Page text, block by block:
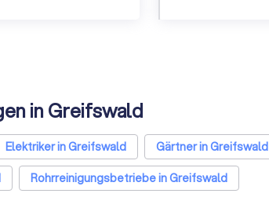
in Greifswald
Elektriker in Greifswald Gärtner in Greifswald
Rohrreinigungsbetriebe in Greifswald